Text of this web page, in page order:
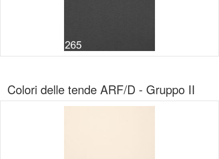
Colori delle tende ARF/D - Gruppo II